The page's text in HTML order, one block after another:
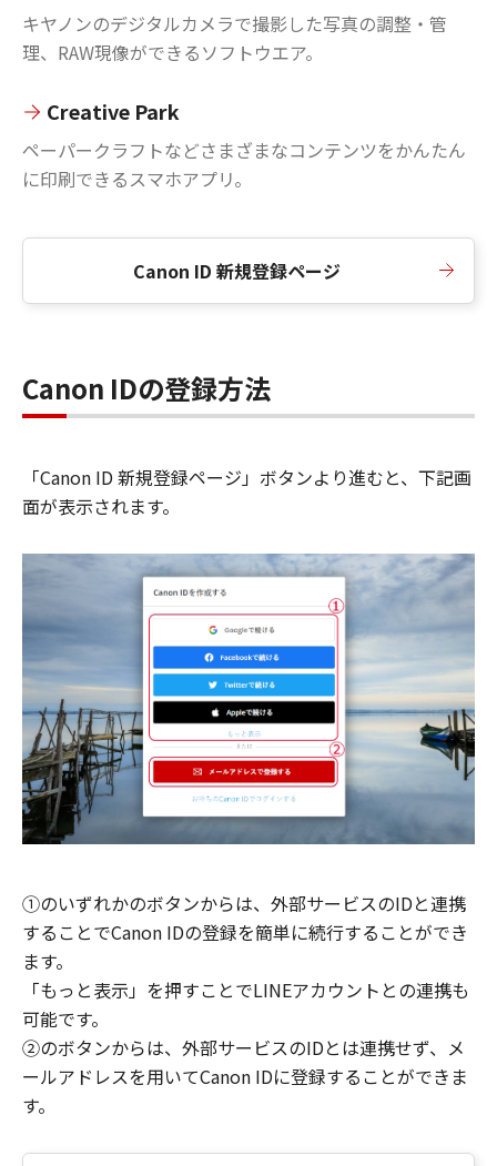
キヤノンのデジタルカメラで撮影した写真の調整・管
理、RAW現像ができるソフトウエア。
Creative Park
ペーパークラフトなどさまざまなコンテンツをかんたん
に印刷できるスマホアプリ。
Canon ID 新規登録ページ
Canon IDの登録方法
「Canon ID 新規登録ページ」ボタンより進むと、下記画
面が表示されます。
①のいずれかのボタンからは、外部サービスのIDと連携
することでCanon IDの登録を簡単に続行することができ
ます。
「もっと表示」を押すことでLINEアカウントとの連携も
可能です。
②のボタンからは、外部サービスのIDとは連携せず、メ
ールアドレスを用いてCanon IDに登録することができま
す。